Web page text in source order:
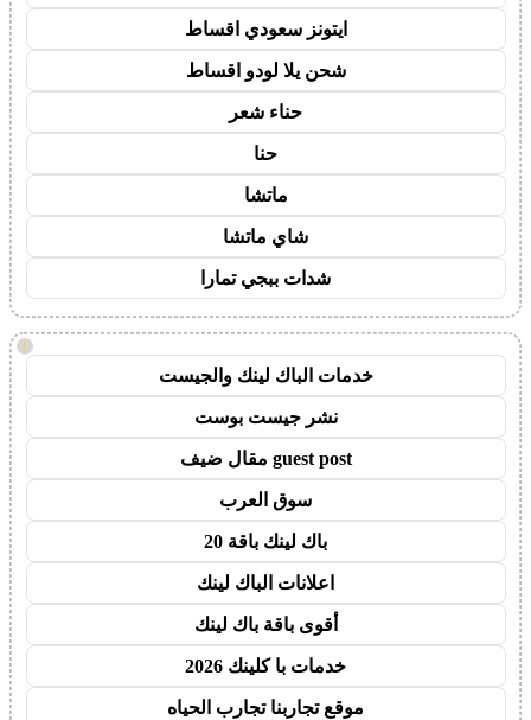
ايتونز سعودي اقساط
شحن يلا لودو اقساط
حناء شعر
حنا
ماتشا
شاي ماتشا
شدات ببجي تمارا
!
خدمات الباك لينك والجيست
نشر جيست بوست
guest post مقال ضيف
سوق العرب
باك لينك باقة 20
اعلانات الباك لينك
أقوى باقة باك لينك
خدمات با كلينك 2026
موقع تجاربنا تجارب الحياه